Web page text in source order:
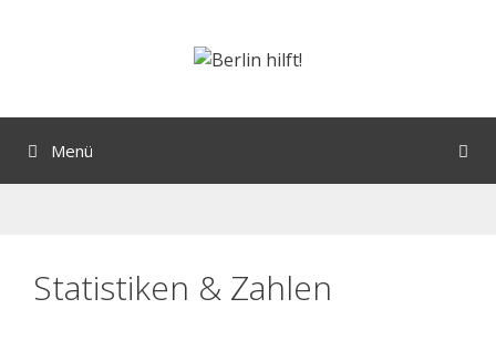
Menü
Statistiken & Zahlen